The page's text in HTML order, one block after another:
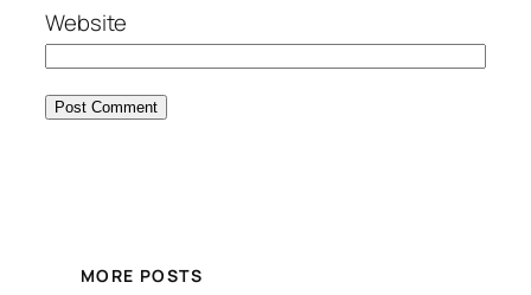
Website
MORE POSTS